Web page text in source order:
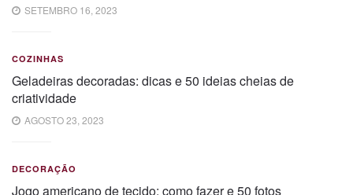
SETEMBRO 16, 2023
COZINHAS
Geladeiras decoradas: dicas e 50 ideias cheias de
criatividade
AGOSTO 23, 2023
DECORAÇÃO
Jogo americano de tecido: como fazer e 50 fotos